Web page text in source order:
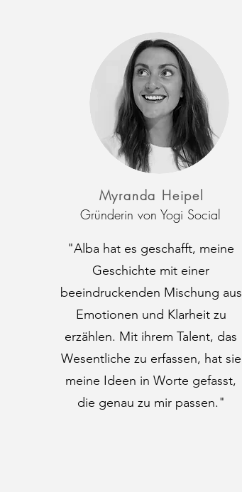
Myranda Heipel
Gründerin von Yogi Social
"Alba hat es geschafft, meine
Geschichte mit einer
beeindruckenden Mischung aus
Emotionen und Klarheit zu
erzählen. Mit ihrem Talent, das
Wesentliche zu erfassen, hat sie
meine Ideen in Worte gefasst,
die genau zu mir passen."